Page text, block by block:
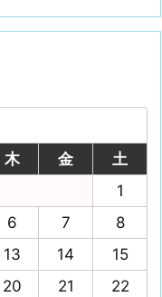
木 金
土
1
6 7
8
13 14
15
20 21
22